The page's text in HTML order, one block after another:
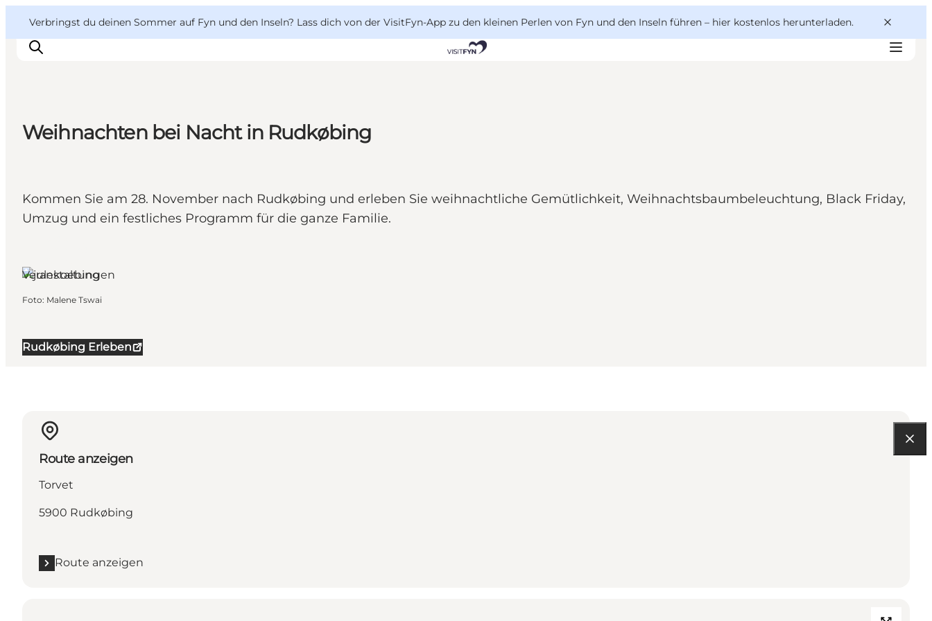
Verbringst du deinen Sommer auf Fyn und den Inseln? Lass dich von der VisitFyn-App zu den kleinen Perlen von Fyn und den Inseln führen – hier kostenlos herunterladen.
Essen & trinken
Übernachtung
VisitFyn
Deutsch
Weihnachten bei Nacht in Rudkøbing
Kommen Sie am 28. November nach Rudkøbing und erleben Sie weihnachtliche Gemütlichkeit, Weihnachtsbaumbeleuchtung, Black Friday,
Umzug und ein festliches Programm für die ganze Familie.
Rudkøbing Erleben
Veranstaltungen
Foto: Malene Tswai
Route anzeigen
Torvet
5900 Rudkøbing
Route anzeigen